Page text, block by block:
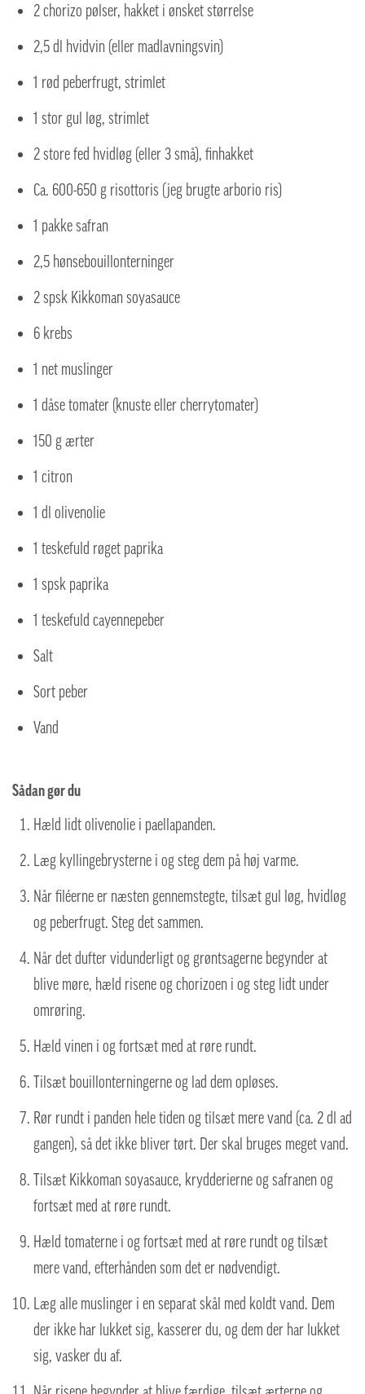
2 chorizo pølser, hakket i ønsket størrelse
2,5 dl hvidvin (eller madlavningsvin)
1 rød peberfrugt, strimlet
1 stor gul løg, strimlet
2 store fed hvidløg (eller 3 små), finhakket
Ca. 600-650 g risottoris (jeg brugte arborio ris)
1 pakke safran
2,5 hønsebouillonterninger
2 spsk Kikkoman soyasauce
6 krebs
1 net muslinger
1 dåse tomater (knuste eller cherrytomater)
150 g ærter
1 citron
1 dl olivenolie
1 teskefuld røget paprika
1 spsk paprika
1 teskefuld cayennepeber
Salt
Sort peber
Vand
Sådan gør du
Hæld lidt olivenolie i paellapanden.
Læg kyllingebrysterne i og steg dem på høj varme.
Når filéerne er næsten gennemstegte, tilsæt gul løg, hvidløg
og peberfrugt. Steg det sammen.
Når det dufter vidunderligt og grøntsagerne begynder at
blive møre, hæld risene og chorizoen i og steg lidt under
omrøring.
Hæld vinen i og fortsæt med at røre rundt.
Tilsæt bouillonterningerne og lad dem opløses.
Rør rundt i panden hele tiden og tilsæt mere vand (ca. 2 dl ad
gangen), så det ikke bliver tørt. Der skal bruges meget vand.
Tilsæt Kikkoman soyasauce, krydderierne og safranen og
fortsæt med at røre rundt.
Hæld tomaterne i og fortsæt med at røre rundt og tilsæt
mere vand, efterhånden som det er nødvendigt.
Læg alle muslinger i en separat skål med koldt vand. Dem
der ikke har lukket sig, kasserer du, og dem der har lukket
sig, vasker du af.